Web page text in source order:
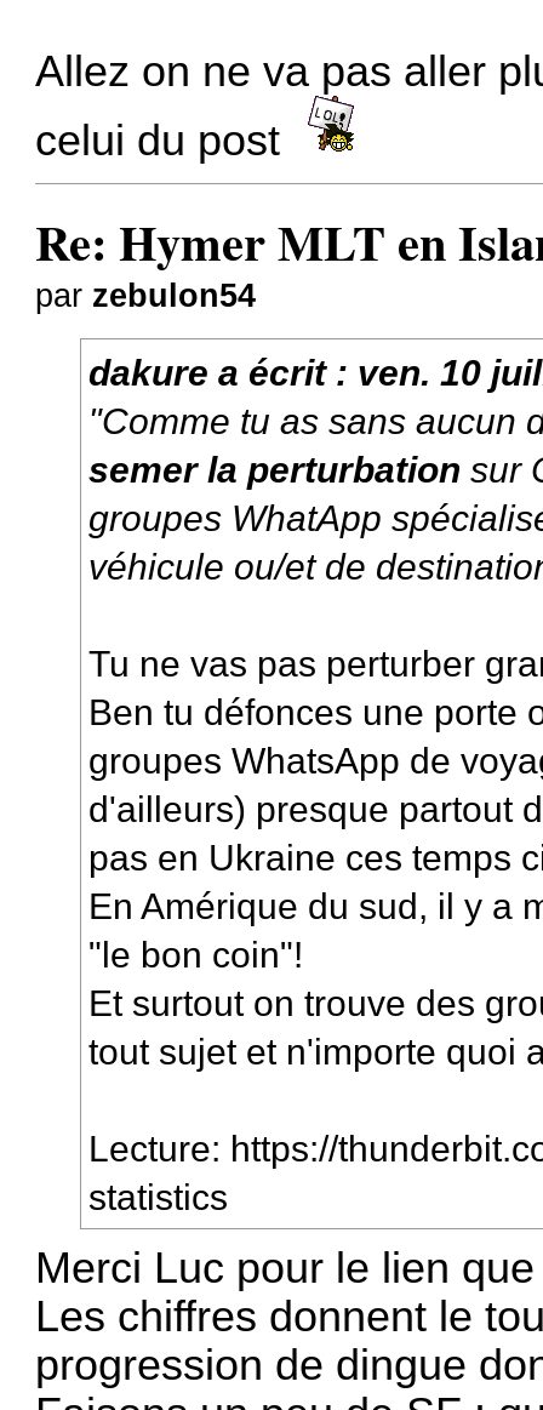
Allez on ne va pas aller
celui du post
Re: Hymer MLT en
par zebulon54
dakure a écrit : ven. 10
"Comme tu as sans aucun
semer la perturbation sur
groupes WhatApp
véhicule ou/et de
Tu ne vas pas perturber
Ben tu défonces une porte
groupes WhatsApp de
d'ailleurs) presque partout
pas en Ukraine ces temps
En Amérique du sud, il y a
"le bon coin"!
Et surtout on trouve des
tout sujet et n'importe quoi
Lecture: https://
statistics
Merci Luc pour le lien
Les chiffres donnent le
progression de dingue